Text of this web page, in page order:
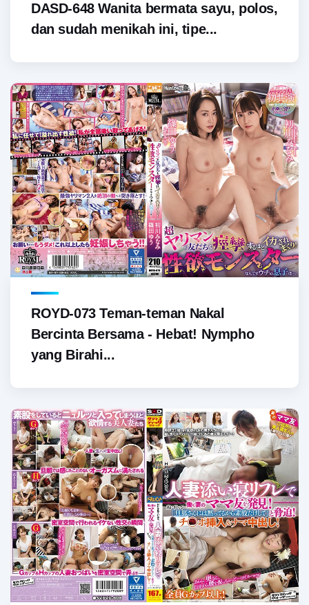
DASD-648 Wanita bermata sayu, polos,
dan sudah menikah ini, tipe...
ROYD-073 Teman-teman Nakal
Bercinta Bersama - Hebat! Nympho
yang Birahi...